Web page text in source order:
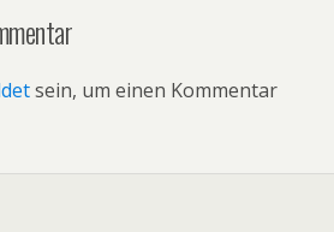
sein, um einen Kommentar